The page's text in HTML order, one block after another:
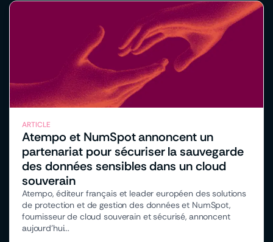
ARTICLE
Atempo et NumSpot annoncent un
partenariat pour sécuriser la sauvegarde
des données sensibles dans un cloud
souverain
Atempo, éditeur français et leader européen des solutions
de protection et de gestion des données et NumSpot,
fournisseur de cloud souverain et sécurisé, annoncent
aujourd’hui...